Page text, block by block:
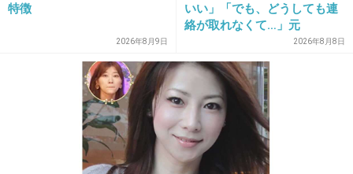
+33 -6
2014/05/04(日) 10:15:39
好きではないけど演技うまいよ。この子
+18
特徴
2026年8月9日
いい」「でも、どうしても連
絡が取れなくて…」元
ZONE・MIZUHO（38）が明
かす「19年ぶりに芸能界復
帰」した本当の理由
2026年8月8日